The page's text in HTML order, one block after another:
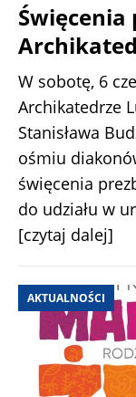
W sobotę, 6
Archikatedrze
Stanisława
ośmiu
święcenia
do udziału w
[czytaj dalej]
AKTUALNOŚCI